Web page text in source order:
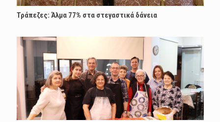
Τράπεζες: Άλμα 77% στα στεγαστικά δάνεια